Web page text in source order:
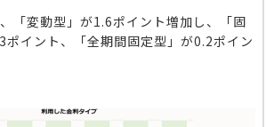
「変動型」が1.6ポイント増加し、「固
ポイント、「全期間固定型」が0.2ポイン